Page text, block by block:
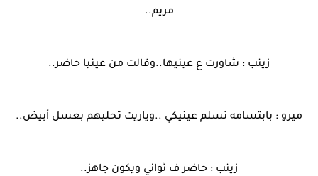
مريم..
زينب : شاورت ع عينيها..وقالت من عينيا حاضر..
ميرو : بابتسامه تسلم عينيكي ..وياريت تحليهم بعسل أبيض..
زينب : حاضر ف ثواني ويكون جاهز..